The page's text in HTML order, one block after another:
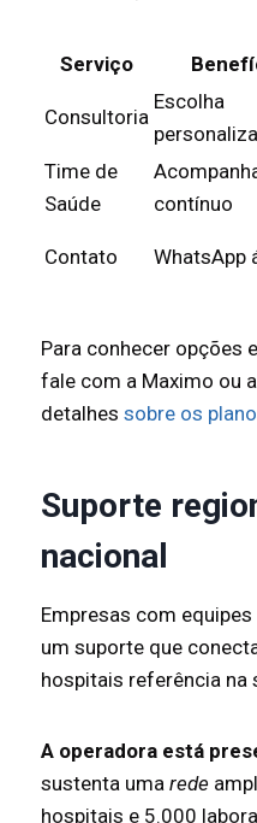
Serviço
Consultoria
Escolha
Time de
Saúde
contínuo
Contato WhatsApp
Para conhecer opções
fale com a Maximo ou
detalhes sobre os
Suporte
nacional
Empresas com
um suporte que
hospitais referência na
A operadora está
sustenta uma rede
hospitais e 5.000